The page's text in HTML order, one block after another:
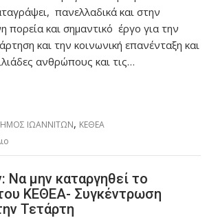
πανελλαδικά και στην
πορεία και σημαντικό έργο για την
και την κοινωνική επανένταξη και
ανθρώπους και τις…
ΙΩΑΝΝΙΤΩΝ, ΚΕΘΕΑ
Να μην καταργηθεί το
ΚΕΘΕΑ- Συγκέντρωση
Τετάρτη